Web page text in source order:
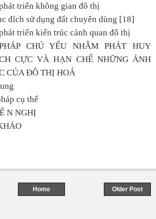
triển không gian đô thị
đích sử dụng đất chuyên dùng [18]
triển kiến trúc cảnh quan đô thị
CHỦ YẾU NHẰM PHÁT HUY
CỰC VÀ HẠN CHẾ NHỮNG ẢNH
CỦA ĐÔ THỊ HOÁ
cụ thể
N NGHỊ
Older Post
Home